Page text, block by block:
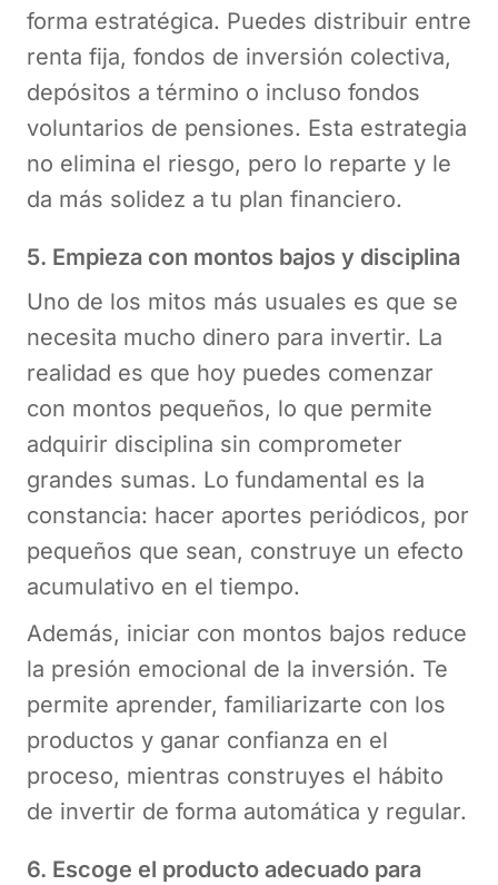
forma estratégica. Puedes distribuir entre
renta fija, fondos de inversión colectiva,
depósitos a término o incluso fondos
voluntarios de pensiones. Esta estrategia
no elimina el riesgo, pero lo reparte y le
da más solidez a tu plan financiero.
5. Empieza con montos bajos y disciplina
Uno de los mitos más usuales es que se
necesita mucho dinero para invertir. La
realidad es que hoy puedes comenzar
con montos pequeños, lo que permite
adquirir disciplina sin comprometer
grandes sumas. Lo fundamental es la
constancia: hacer aportes periódicos, por
pequeños que sean, construye un efecto
acumulativo en el tiempo.
Además, iniciar con montos bajos reduce
la presión emocional de la inversión. Te
permite aprender, familiarizarte con los
productos y ganar confianza en el
proceso, mientras construyes el hábito
de invertir de forma automática y regular.
6. Escoge el producto adecuado para